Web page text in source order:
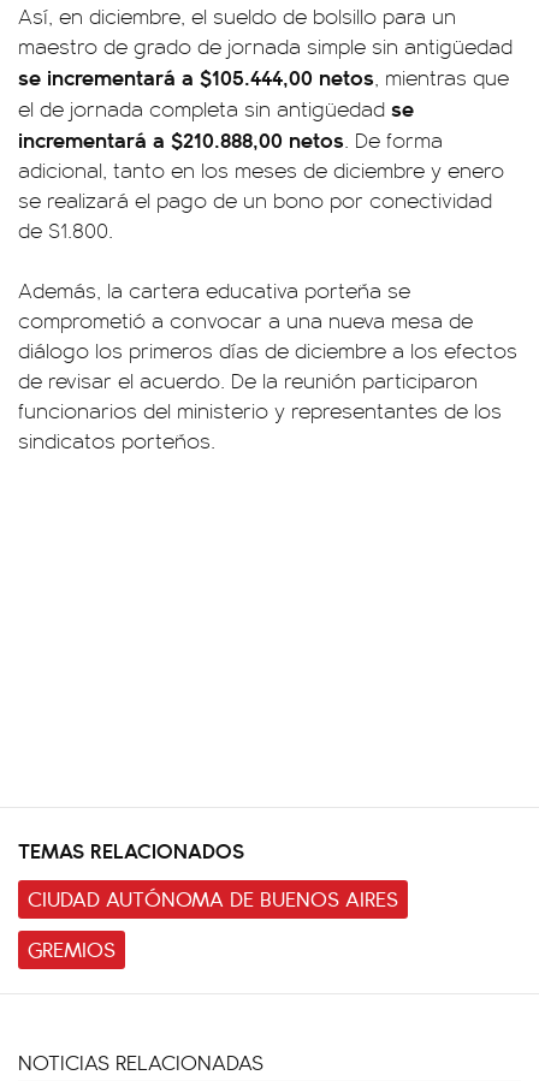
Así, en diciembre, el sueldo de bolsillo para un
maestro de grado de jornada simple sin antigüedad
se incrementará a $105.444,00 netos, mientras que
el de jornada completa sin antigüedad se
incrementará a $210.888,00 netos. De forma
adicional, tanto en los meses de diciembre y enero
se realizará el pago de un bono por conectividad
de $1.800.
Además, la cartera educativa porteña se
comprometió a convocar a una nueva mesa de
diálogo los primeros días de diciembre a los efectos
de revisar el acuerdo. De la reunión participaron
funcionarios del ministerio y representantes de los
sindicatos porteños.
TEMAS RELACIONADOS
CIUDAD AUTÓNOMA DE BUENOS AIRES
GREMIOS
NOTICIAS RELACIONADAS